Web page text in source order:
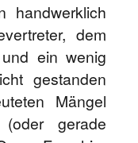
handwerklich
dem
ein wenig
gestanden
Mängel
gerade